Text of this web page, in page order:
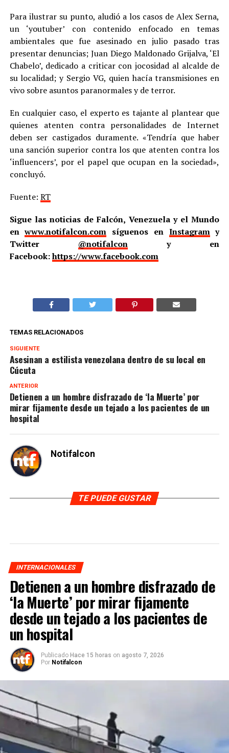
Para ilustrar su punto, aludió a los casos de Alex Serna,
un ‘youtuber’ con contenido enfocado en temas
ambientales que fue asesinado en julio pasado tras
presentar denuncias; Juan Diego Maldonado Grijalva, ‘El
Chabelo’, dedicado a criticar con jocosidad al alcalde de
su localidad; y Sergio VG, quien hacía transmisiones en
vivo sobre asuntos paranormales y de terror.
En cualquier caso, el experto es tajante al plantear que
quienes atenten contra personalidades de Internet
deben ser castigados duramente. «Tendría que haber
una sanción superior contra los que atenten contra los
‘influencers’, por el papel que ocupan en la sociedad»,
concluyó.
Fuente: RT
Sigue las noticias de Falcón, Venezuela y el Mundo
enwww.notifalcon.com síguenos en Instagramy
Twitter @notifalcony en
Facebook:https://www.facebook.com
TEMAS RELACIONADOS
SIGUIENTE
Asesinan a estilista venezolana dentro de su local en
Cúcuta
ANTERIOR
Detienen a un hombre disfrazado de ‘la Muerte’ por
mirar fijamente desde un tejado a los pacientes de un
hospital
Notifalcon
TE PUEDE GUSTAR
INTERNACIONALES
Detienen a un hombre disfrazado de
‘la Muerte’ por mirar fijamente
desde un tejado a los pacientes de
un hospital
Publicado Hace 15 horas on agosto 7, 2026
Por Notifalcon